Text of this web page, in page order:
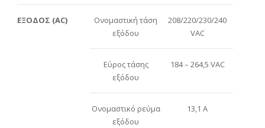
ΕΞΟΔΟΣ (AC)
Ονομαστική τάση
εξόδου
208/220/230/240
VAC
Εύρος τάσης
εξόδου
184 – 264,5 VAC
Ονομαστικό ρεύμα
εξόδου
13,1 A